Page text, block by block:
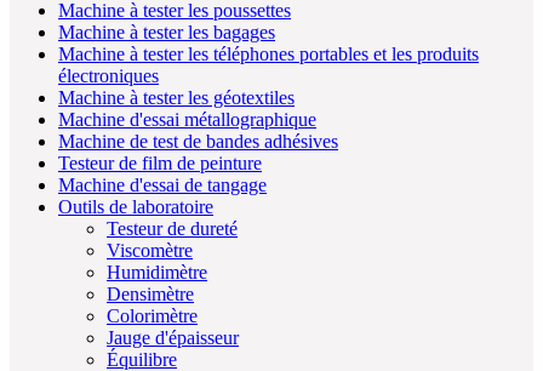
Machine à tester les poussettes
Machine à tester les bagages
Machine à tester les téléphones portables et les produits
électroniques
Machine à tester les géotextiles
Machine d'essai métallographique
Machine de test de bandes adhésives
Testeur de film de peinture
Machine d'essai de tangage
Outils de laboratoire
Testeur de dureté
Viscomètre
Humidimètre
Densimètre
Colorimètre
Jauge d'épaisseur
Équilibre